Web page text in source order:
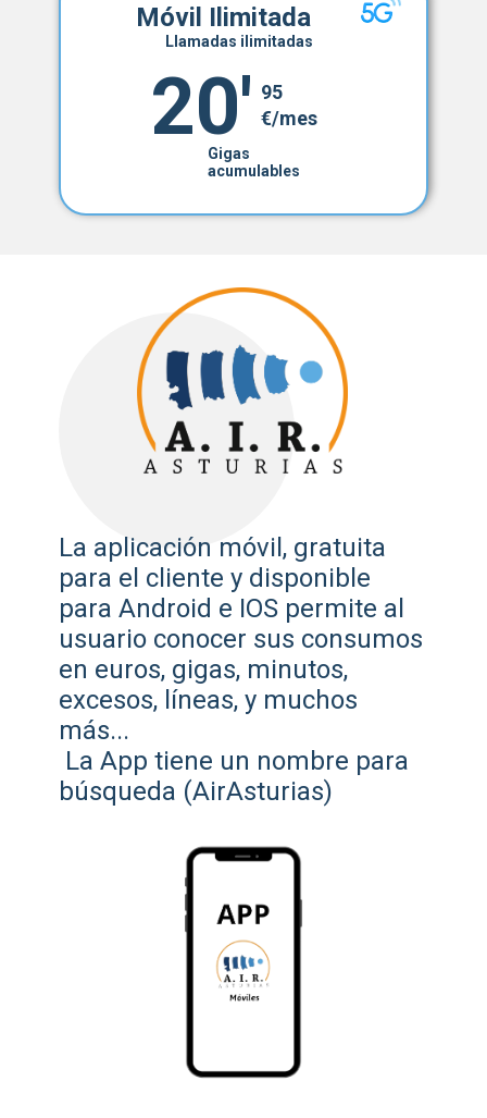
Móvil Ilimitada
Llamadas ilimitadas
95
20' €/mes
Gigas
acumulables
La aplicación móvil, gratuita
para el cliente y disponible
para Android e IOS permite al
usuario conocer sus consumos
en euros, gigas, minutos,
excesos, líneas, y muchos
más...
La App tiene un nombre para
búsqueda (AirAsturias)